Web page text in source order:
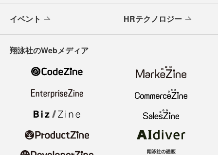
イベント HRテクノロジー
翔泳社のWebメディア